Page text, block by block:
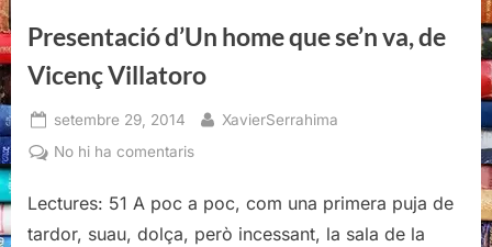
Presentació d’Un home que se’n va, de
Vicenç Villatoro
Posted
on
setembre 29, 2014 By
XavierSerrahima
No hi ha comentarisa
d’Un
home
Lectures: 51 A poc a poc, com una primera puja de
tardor, suau, dolça, però incessant, la sala de la